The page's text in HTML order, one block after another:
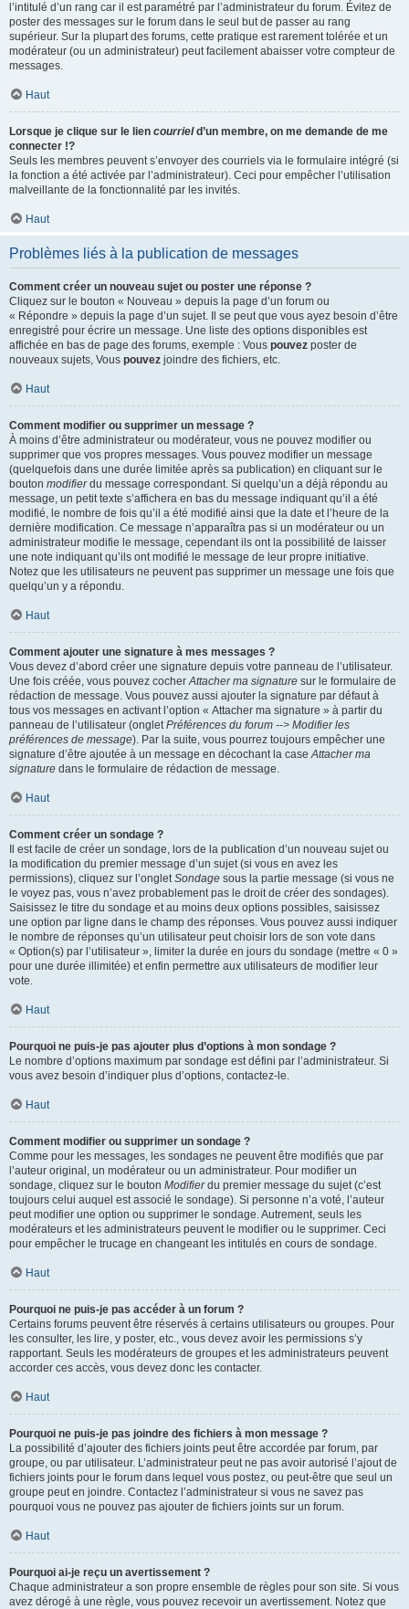
l’intitulé d’un rang car il est paramétré par l’administrateur du forum. Évitez de
poster des messages sur le forum dans le seul but de passer au rang
supérieur. Sur la plupart des forums, cette pratique est rarement tolérée et un
modérateur (ou un administrateur) peut facilement abaisser votre compteur de
messages.
Haut
Lorsque je clique sur le lien courrield’un membre, on me demande de me
connecter !?
Seuls les membres peuvent s’envoyer des courriels via le formulaire intégré (si
la fonction a été activée par l’administrateur). Ceci pour empêcher l’utilisation
malveillante de la fonctionnalité par les invités.
Haut
Problèmes liés à la publication de messages
Comment créer un nouveau sujet ou poster une réponse ?
Cliquez sur le bouton « Nouveau » depuis la page d’un forum ou
« Répondre » depuis la page d’un sujet. Il se peut que vous ayez besoin d’être
enregistré pour écrire un message. Une liste des options disponibles est
affichée en bas de page des forums, exemple : Vous pouvez poster de
nouveaux sujets, Vous pouvez joindre des fichiers, etc.
Haut
Comment modifier ou supprimer un message ?
À moins d’être administrateur ou modérateur, vous ne pouvez modifier ou
supprimer que vos propres messages. Vous pouvez modifier un message
(quelquefois dans une durée limitée après sa publication) en cliquant sur le
bouton modifierdu message correspondant. Si quelqu’un a déjà répondu au
message, un petit texte s’affichera en bas du message indiquant qu’il a été
modifié, le nombre de fois qu’il a été modifié ainsi que la date et l’heure de la
dernière modification. Ce message n’apparaîtra pas si un modérateur ou un
administrateur modifie le message, cependant ils ont la possibilité de laisser
une note indiquant qu’ils ont modifié le message de leur propre initiative.
Notez que les utilisateurs ne peuvent pas supprimer un message une fois que
quelqu’un y a répondu.
Haut
Comment ajouter une signature à mes messages ?
Vous devez d’abord créer une signature depuis votre panneau de l’utilisateur.
Une fois créée, vous pouvez cocherAttacher ma signature sur le formulaire de
rédaction de message. Vous pouvez aussi ajouter la signature par défaut à
tous vos messages en activant l’option « Attacher ma signature » à partir du
panneau de l’utilisateur (ongletPréférences du forum --> Modifier les
préférences de message). Par la suite, vous pourrez toujours empêcher une
signature d’être ajoutée à un message en décochant la caseAttacher ma
signature dans le formulaire de rédaction de message.
Haut
Comment créer un sondage ?
Il est facile de créer un sondage, lors de la publication d’un nouveau sujet ou
la modification du premier message d’un sujet (si vous en avez les
permissions), cliquez sur l’ongletSondage sous la partie message (si vous ne
le voyez pas, vous n’avez probablement pas le droit de créer des sondages).
Saisissez le titre du sondage et au moins deux options possibles, saisissez
une option par ligne dans le champ des réponses. Vous pouvez aussi indiquer
le nombre de réponses qu’un utilisateur peut choisir lors de son vote dans
« Option(s) par l’utilisateur », limiter la durée en jours du sondage (mettre « 0 »
pour une durée illimitée) et enfin permettre aux utilisateurs de modifier leur
vote.
Haut
Pourquoi ne puis-je pas ajouter plus d’options à mon sondage ?
Le nombre d’options maximum par sondage est défini par l’administrateur. Si
vous avez besoin d’indiquer plus d’options, contactez-le.
Haut
Comment modifier ou supprimer un sondage ?
Comme pour les messages, les sondages ne peuvent être modifiés que par
l’auteur original, un modérateur ou un administrateur. Pour modifier un
sondage, cliquez sur le bouton Modifierdu premier message du sujet (c’est
toujours celui auquel est associé le sondage). Si personne n’a voté, l’auteur
peut modifier une option ou supprimer le sondage. Autrement, seuls les
modérateurs et les administrateurs peuvent le modifier ou le supprimer. Ceci
pour empêcher le trucage en changeant les intitulés en cours de sondage.
Haut
Pourquoi ne puis-je pas accéder à un forum ?
Certains forums peuvent être réservés à certains utilisateurs ou groupes. Pour
les consulter, les lire, y poster, etc., vous devez avoir les permissions s’y
rapportant. Seuls les modérateurs de groupes et les administrateurs peuvent
accorder ces accès, vous devez donc les contacter.
Haut
Pourquoi ne puis-je pas joindre des fichiers à mon message ?
La possibilité d’ajouter des fichiers joints peut être accordée par forum, par
groupe, ou par utilisateur. L’administrateur peut ne pas avoir autorisé l’ajout de
fichiers joints pour le forum dans lequel vous postez, ou peut-être que seul un
groupe peut en joindre. Contactez l’administrateur si vous ne savez pas
pourquoi vous ne pouvez pas ajouter de fichiers joints sur un forum.
Haut
Pourquoi ai-je reçu un avertissement ?
Chaque administrateur a son propre ensemble de règles pour son site. Si vous
avez dérogé à une règle, vous pouvez recevoir un avertissement. Notez que